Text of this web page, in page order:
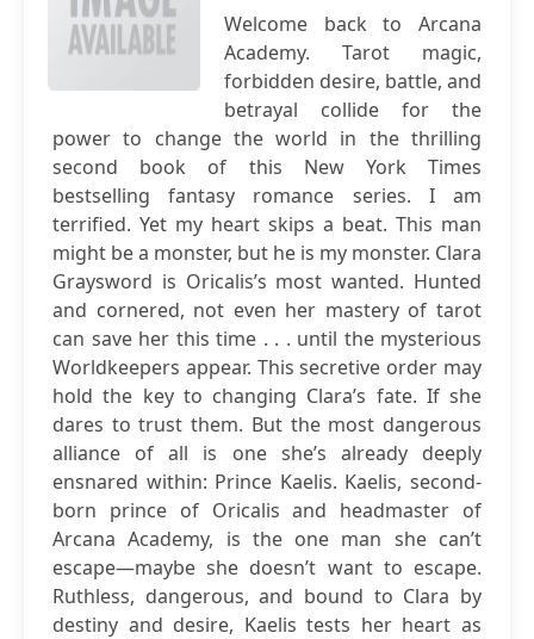
Welcome back to Arcana
Academy. Tarot magic,
forbidden desire, battle, and
betrayal collide for the
power to change the world in the thrilling
second book of this New York Times
bestselling fantasy romance series. I am
terrified. Yet my heart skips a beat. This man
might be a monster, but he is my monster. Clara
Graysword is Oricalis’s most wanted. Hunted
and cornered, not even her mastery of tarot
can save her this time . . . until the mysterious
Worldkeepers appear. This secretive order may
hold the key to changing Clara’s fate. If she
dares to trust them. But the most dangerous
alliance of all is one she’s already deeply
ensnared within: Prince Kaelis. Kaelis, second-
born prince of Oricalis and headmaster of
Arcana Academy, is the one man she can’t
escape—maybe she doesn’t want to escape.
Ruthless, dangerous, and bound to Clara by
destiny and desire, Kaelis tests her heart as